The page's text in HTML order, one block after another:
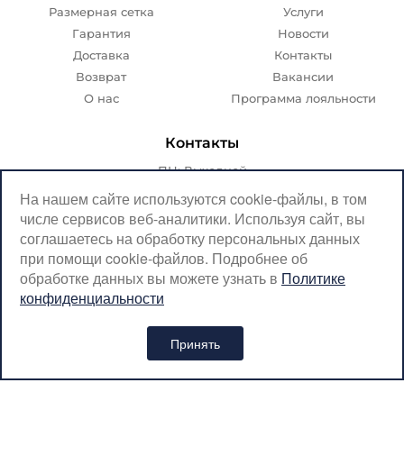
Размерная сетка
Гарантия
Доставка
Возврат
О нас
Услуги
Новости
Контакты
Вакансии
Программа лояльности
Контакты
ПН: Выходной
ВТ-ПТ: с 07:00 до 20:00
СБ-ВС: с 08:00 до 18:00
Москва, Крылатская, 10
SerpantinCyclingShop@gmail.com
+7 (926) 899-38-31
На нашем сайте используются cookie-файлы, в том
числе сервисов веб-аналитики. Используя сайт, вы
соглашаетесь на обработку персональных данных
при помощи cookie-файлов. Подробнее об
обработке данных вы можете узнать в Политике
конфиденциальности
Принять